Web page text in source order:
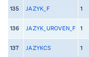
135 JAZYK_F 1
136 JAZYK_UROVEN_F 1
137 JAZYKCS 1